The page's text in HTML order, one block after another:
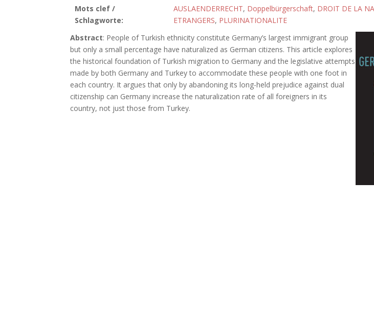
Mots clef /
Schlagworte:
AUSLAENDERRECHT, Doppelbürgerschaft, DROIT DE LA
ETRANGERS, PLURINATIONALITE
Abstract: People of Turkish ethnicity constitute Germany’s largest immigrant group
but only a small percentage have naturalized as German citizens. This article explores
the historical foundation of Turkish migration to Germany and the legislative attempts
made by both Germany and Turkey to accommodate these people with one foot in
each country. It argues that only by abandoning its long-held prejudice against dual
citizenship can Germany increase the naturalization rate of all foreigners in its
country, not just those from Turkey.